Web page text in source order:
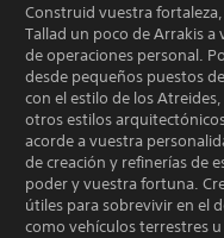
Construid vuestra
Tallad un poco de Arrakis
de operaciones personal.
desde pequeños puestos
con el estilo de los
otros estilos
acorde a vuestra
de creación y refinerías de
poder y vuestra fortuna.
útiles para sobrevivir en el
como vehículos terrestres